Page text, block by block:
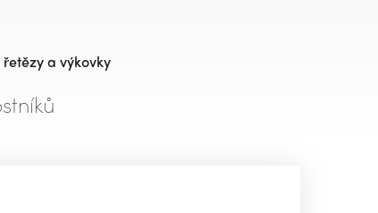
řetězy a výkovky